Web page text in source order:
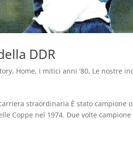
DDR
, Home, I mitici anni '80, Le nostre
straordinaria È stato campione
Coppe nel 1974. Due volte campione